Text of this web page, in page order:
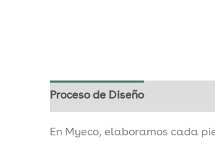
Proceso de Diseño
En Myeco, elaboramos cada